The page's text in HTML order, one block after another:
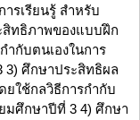
รเรียนรู้ สำหรับ
ทธิภาพของแบบฝึก
ำกับตนเองในการ
3) ศึกษาประสิทธิผล
ยใช้กลวิธีการกำกับ
มศึกษาปีที่ 3 4) ศึกษา